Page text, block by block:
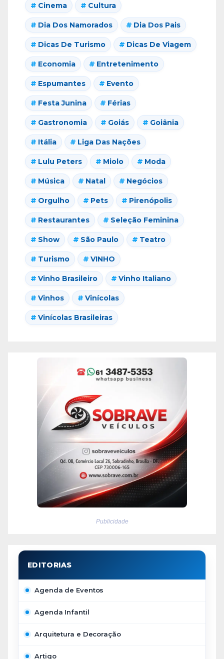
Cinema Cultura
Dia Dos Namorados Dia Dos Pais
Dicas De Turismo Dicas De Viagem
Economia Entretenimento
Espumantes Evento
Festa Junina Férias
Gastronomia Goiás Goiânia
Itália Liga Das Nações
Lulu Peters Miolo Moda
Música Natal Negócios
Orgulho Pets Pirenópolis
Restaurantes Seleção Feminina
Show São Paulo Teatro
Turismo VINHO
Vinho Brasileiro Vinho Italiano
Vinhos Vinícolas
Vinícolas Brasileiras
Publicidade
Agenda de Eventos
Agenda Infantil
Arquitetura e Decoração
Artigo